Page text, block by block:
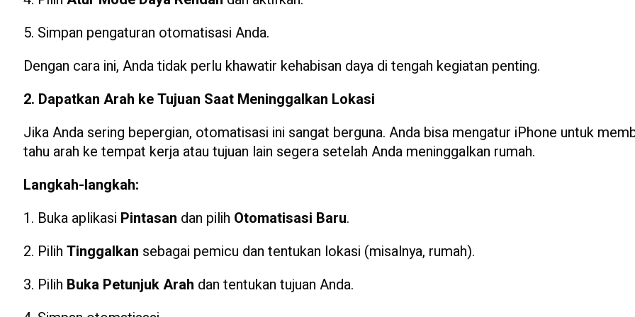
5. Simpan pengaturan otomatisasi Anda.
Dengan cara ini, Anda tidak perlu khawatir kehabisan daya di tengah kegiatan penting.
2. Dapatkan Arah ke Tujuan Saat Meninggalkan Lokasi
Jika Anda sering bepergian, otomatisasi ini sangat berguna. Anda bisa mengatur iPhone untuk
tahu arah ke tempat kerja atau tujuan lain segera setelah Anda meninggalkan rumah.
Langkah-langkah:
1. Buka aplikasi Pintasan dan pilih Otomatisasi Baru.
2. PilihTinggalkan sebagai pemicu dan tentukan lokasi (misalnya, rumah).
3. Pilih Buka Petunjuk Arah dan tentukan tujuan Anda.